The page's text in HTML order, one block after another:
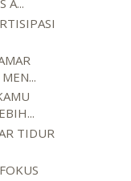
A...
TIDUR